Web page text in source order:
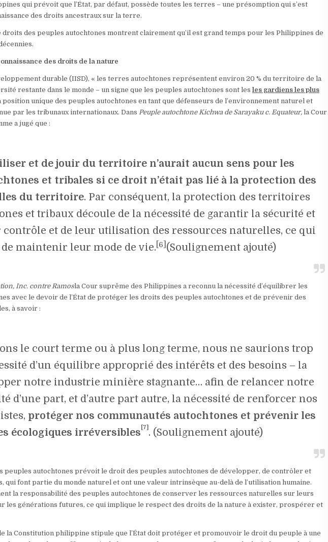
qui prévoit que l’État, par défaut, possède toutes les terres – une présomption qui s’est
des droits ancestraux sur la terre.
des peuples autochtones montrent clairement qu’il est grand temps pour les Philippines de
des droits de la nature
durable (IISD), « les terres autochtones représentent environ 20 % du territoire de la
restante dans le monde – un signe que les peuples autochtones sont lesles gardiens les plus
position unique des peuples autochtones en tant que défenseurs de l’environnement naturel et
par les tribunaux internationaux. DansPeuple autochtone Kichwa de Sarayaku c. Equateur,la Cour
a jugé que :
et de jouir du territoire n’aurait aucun sens pour les
et tribales si ce droit n’était pas lié à la protection des
du territoire. Par conséquent, la protection des territoires
et tribaux découle de la nécessité de garantir la sécurité et
et de leur utilisation des ressources naturelles, ce qui
maintenir leur mode de vie. [6] (Soulignement ajouté)
Inc. contre Ramosla Cour suprême des Philippines a reconnu la nécessité d’équilibrer les
avec le devoir de l’État de protéger les droits des peuples autochtones et de prévenir des
à savoir :
le court terme ou à plus long terme, nous ne saurions trop
d’un équilibre approprié des intérêts et des besoins – la
notre industrie minière stagnante… afin de relancer notre
d’une part, et d’autre part autre, la nécessité de renforcer nos
protéger nos communautés autochtones et prévenir les
écologiques irréversibles [7] . (Soulignement ajouté)
peuples autochtones prévoit le droit des peuples autochtones de développer, de contrôler et
font partie du monde naturel et ont une valeur intrinsèque au-delà de l’utilisation humaine.
la responsabilité des peuples autochtones de conserver les ressources naturelles sur leurs
générations futures, ce qui implique le respect des droits de la nature à exister, prospérer et
la Constitution philippine stipule que l’État doit protéger et promouvoir le droit du peuple à une